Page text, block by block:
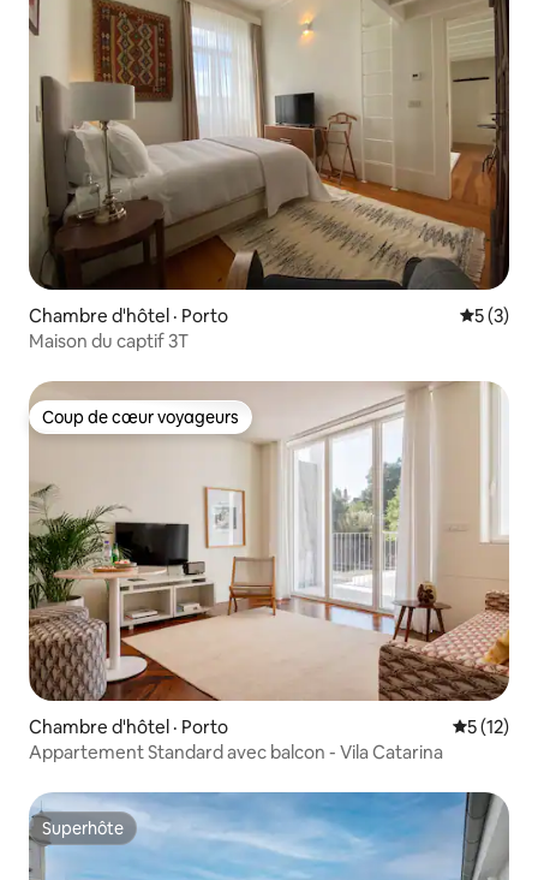
Chambre d'hôtel · Porto Note
5 (3)
Maison du captif 3T
Coup de cœur voyageurs
Coup de cœur voyageurs
Chambre d'hôtel · Porto Note
5 (12)
Appartement Standard avec balcon - Vila Catarina
Superhôte
Superhôte